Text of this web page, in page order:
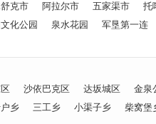
克市 阿拉尔市 五家渠市
托
化公园
泉水花园 军垦第一连
沙依巴克区 达坂城区
金泉
乡
三工乡 小渠子乡 柴窝堡